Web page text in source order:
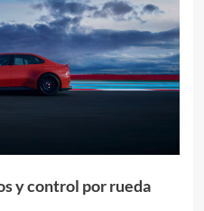
y control por rueda